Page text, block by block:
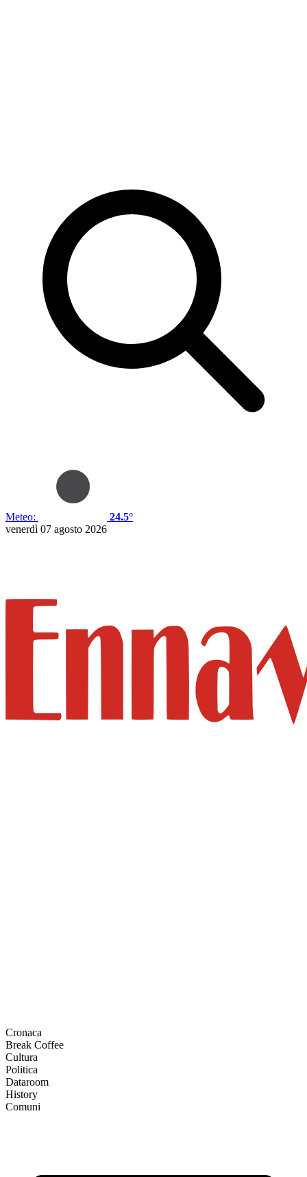
Meteo:
24.5°
venerdì 07 agosto 2026
Cronaca
Break Coffee
Cultura
Politica
Dataroom
History
Comuni